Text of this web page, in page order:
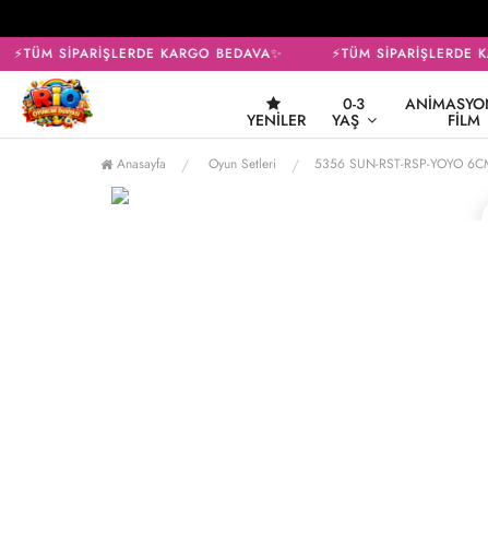
⚡TÜM SİPARİŞLERDE KARGO BEDAVA✨ ⚡TÜM SİPARİŞLERDE
YENILER
0-3
YAŞ FILM
Anasayfa Oyun Setleri 5356 SUN-RST-RSP-YOYO